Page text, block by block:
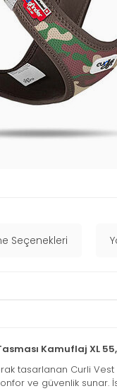
Seçenekleri
Kamuflaj XL
tasarlanan Curli
ve güvenlik